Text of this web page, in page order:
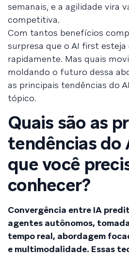
semanais, e a agilidade vira
competitiva.
Com tantos benefícios
surpresa que o AI first
rapidamente. Mas quais
moldando o futuro dessa
as principais tendências do
tópico.
Quais são as
tendências do
que você
conhecer?
Convergência entre IA
agentes autônomos,
tempo real, abordagem
e multimodalidade. Essas